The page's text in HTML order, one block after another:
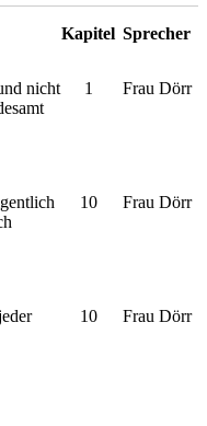
Kapitel Sprecher
nicht
1 Frau Dörr
10 Frau Dörr
10 Frau Dörr